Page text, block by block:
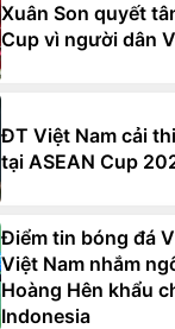
Xuân Son quyết
Cup vì người dân
ĐT Việt Nam cải
tại ASEAN Cup
Điểm tin bóng đá
Việt Nam nhắm
Hoàng Hên khẩu
Indonesia